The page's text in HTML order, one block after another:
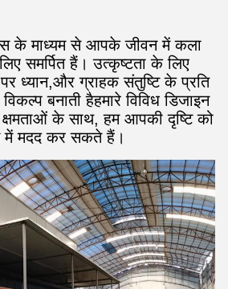
के माध्यम से आपके जीवन में कला
समर्पित हैं। उत्कृष्टता के लिए
पर ध्यान,और ग्राहक संतुष्टि के प्रति
बनाती हैहमारे विविध डिजाइन
के साथ, हम आपकी दृष्टि को
में मदद कर सकते हैं।